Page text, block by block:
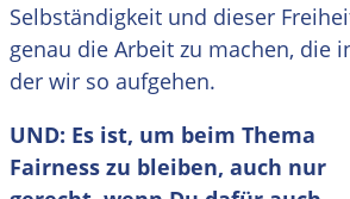
Selbständigkeit und dieser
genau die Arbeit zu machen, die
der wir so aufgehen.
UND: Es ist, um beim Thema
Fairness zu bleiben, auch nur